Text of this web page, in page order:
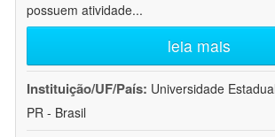
possuem atividade...
leia mais
Instituição/UF/País: Universidade
PR - Brasil